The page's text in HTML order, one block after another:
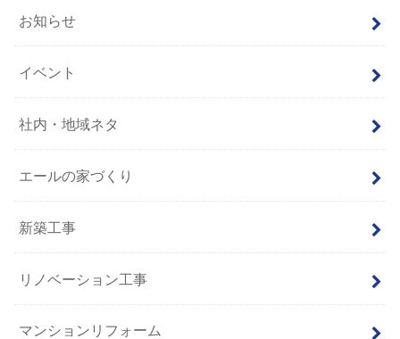
お知らせ
イベント
社内・地域ネタ
エールの家づくり
新築工事
リノベーション工事
マンションリフォーム